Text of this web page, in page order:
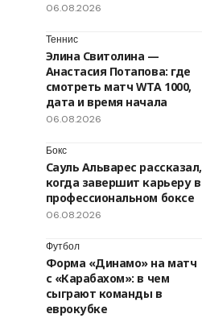
06.08.2026
Теннис
Элина Свитолина —
Анастасия Потапова: где
смотреть матч WTA 1000,
дата и время начала
06.08.2026
Бокс
Сауль Альварес рассказал,
когда завершит карьеру в
профессиональном боксе
06.08.2026
Футбол
Форма «Динамо» на матч
с «Карабахом»: в чем
сыграют команды в
еврокубке